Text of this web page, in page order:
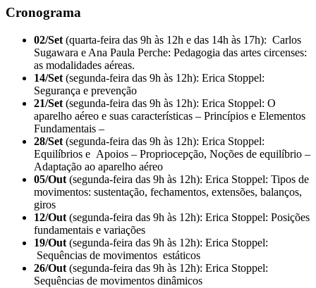
Cronograma
02/Set (quarta-feira das 9h às 12h e das 14h às 17h): Carlos
Sugawara e Ana Paula Perche: Pedagogia das artes circenses:
as modalidades aéreas.
14/Set (segunda-feira das 9h às 12h): Erica Stoppel:
Segurança e prevenção
21/Set (segunda-feira das 9h às 12h): Erica Stoppel: O
aparelho aéreo e suas características – Princípios e Elementos
Fundamentais –
28/Set (segunda-feira das 9h às 12h): Erica Stoppel:
Equilíbrios e Apoios – Propriocepção, Noções de equilíbrio –
Adaptação ao aparelho aéreo
05/Out (segunda-feira das 9h às 12h): Erica Stoppel: Tipos de
movimentos: sustentação, fechamentos, extensões, balanços,
giros
12/Out (segunda-feira das 9h às 12h): Erica Stoppel: Posições
fundamentais e variações
19/Out (segunda-feira das 9h às 12h): Erica Stoppel:
Sequências de movimentos estáticos
26/Out (segunda-feira das 9h às 12h): Erica Stoppel:
Sequências de movimentos dinâmicos